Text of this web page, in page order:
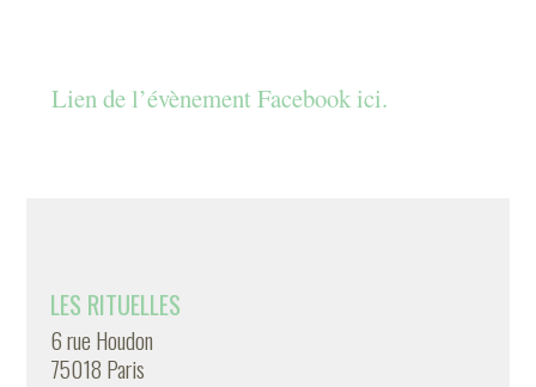
Lien de l’évènement Facebook ici.
LES RITUELLES
6 rue Houdon
75018 Paris